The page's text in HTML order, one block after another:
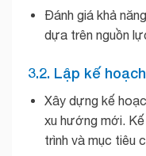
Đánh giá khả
dựa trên nguồn
3.2. Lập kế
Xây dựng kế
xu hướng mới.
trình và mục tiêu